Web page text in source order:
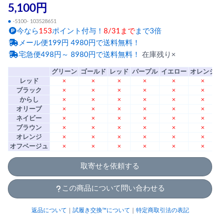
5,100円
● -5100- 103528651
今なら 153ポイント付与！ 8/31まで まで3倍
メール便199円 4980円で送料無料！
宅急便498円～ 8980円で送料無料！ 在庫残り×
グリーン ゴールド レッド パープル イエロー オレンジ
レッド
× × × × ×
×
ブラック
× × × × ×
×
からし
× × × × ×
×
オリーブ
× × × × ×
×
ネイビー
× × × × ×
×
ブラウン
× × × × ×
×
オレンジ
× × × × ×
×
オフベージュ
× × × × × ×
取寄せを依頼する
この商品について問い合わせる
返品について 試履き交換™について 特定商取引法の表記